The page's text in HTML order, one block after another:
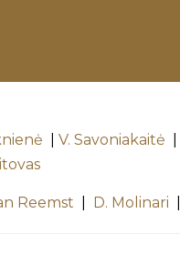
V. Savoniakaitė
Reemst D. Molinari